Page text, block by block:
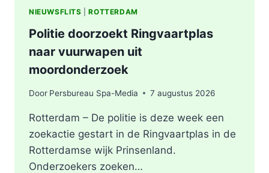
NIEUWSFLITS |ROTTERDAM
Politie doorzoekt Ringvaartplas
naar vuurwapen uit
moordonderzoek
Door Persbureau Spa-Media 7 augustus 2026
Rotterdam – De politie is deze week een
zoekactie gestart in de Ringvaartplas in de
Rotterdamse wijk Prinsenland.
Onderzoekers zoeken…